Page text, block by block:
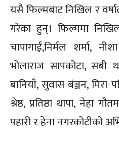
यसै फिल्मबाट निखिल र
गरेका हुन्। फिल्ममा
चापागाईं,निर्मल शर्मा,
भोलाराज सापकोटा, सबी
बानियाँ, सुवास बंञ्जन, मिरा
श्रेष्ठ, प्रतिष्ठा थापा, नेहा
पहारी र हेना नगरकोटीको